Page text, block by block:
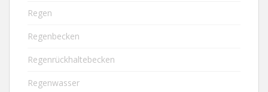
Regen
Regenbecken
Regenrückhaltebecken
Regenwasser